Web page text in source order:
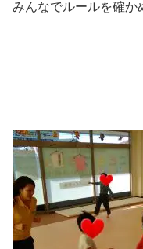
みんなでルールを確か